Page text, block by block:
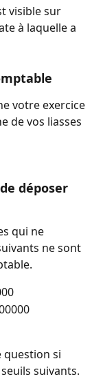
visible sur
à laquelle a
votre exercice
de vos liasses
déposer
qui ne
ne sont
question si
suivants.